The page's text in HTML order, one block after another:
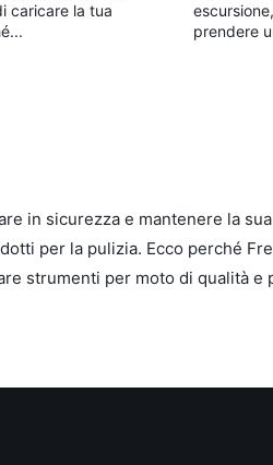
in sicurezza e mantenere la
per la pulizia. Ecco perché
strumenti per moto di qualità e
caricare la tua
prendere